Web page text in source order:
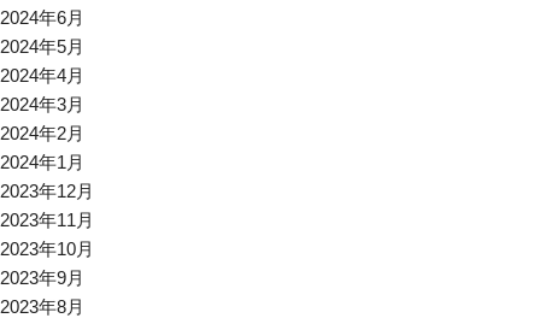
2024年6月
2024年5月
2024年4月
2024年3月
2024年2月
2024年1月
2023年12月
2023年11月
2023年10月
2023年9月
2023年8月